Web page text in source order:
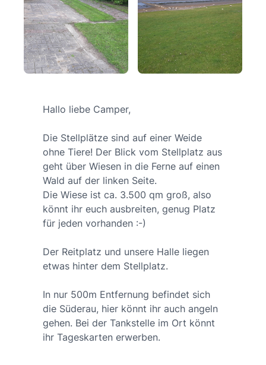
Hallo liebe Camper,
Die Stellplätze sind auf einer Weide
ohne Tiere! Der Blick vom Stellplatz aus
geht über Wiesen in die Ferne auf einen
Wald auf der linken Seite.
Die Wiese ist ca. 3.500 qm groß, also
könnt ihr euch ausbreiten, genug Platz
für jeden vorhanden :-)
Der Reitplatz und unsere Halle liegen
etwas hinter dem Stellplatz.
In nur 500m Entfernung befindet sich
die Süderau, hier könnt ihr auch angeln
gehen. Bei der Tankstelle im Ort könnt
ihr Tageskarten erwerben.